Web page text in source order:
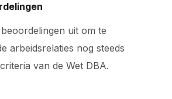
uit om te
arbeidsrelaties nog steeds
van de Wet DBA.